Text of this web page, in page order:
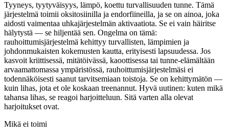
Tyyneys, tyytyväisyys, lämpö, koettu turvallisuuden tunne. Tämä
järjestelmä toimii oksitosiinilla ja endorfiineilla, ja se on ainoa, joka
aidosti vaimentaa uhkajärjestelmän aktivaatiota. Se ei vain häiritse
hälytystä — se hiljentää sen. Ongelma on tämä:
rauhoittumisjärjestelmä kehittyy turvallisten, lämpimien ja
johdonmukaisten kokemusten kautta, erityisesti lapsuudessa. Jos
kasvoit kriittisessä, mitätöivässä, kaoottisessa tai tunne-elämältään
arvaamattomassa ympäristössä, rauhoittumisjärjestelmäsi ei
todennäköisesti saanut tarvitsemiaan toistoja. Se on kehittymätön —
kuin lihas, jota et ole koskaan treenannut. Hyvä uutinen: kuten mikä
tahansa lihas, se reagoi harjoitteluun. Sitä varten alla olevat
harjoitukset ovat.
Mikä ei toimi